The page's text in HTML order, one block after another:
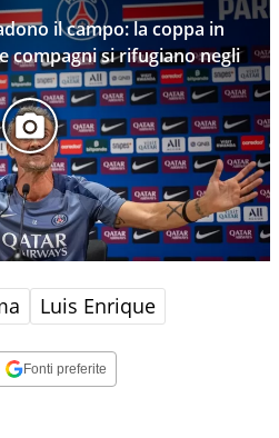
il campo: la coppa in
compagni si rifugiano negli
Luis Enrique
Fonti preferite